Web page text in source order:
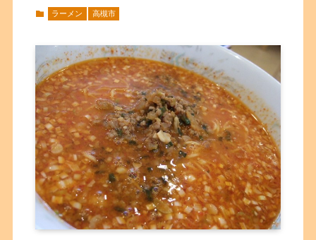
ラーメン 高槻市